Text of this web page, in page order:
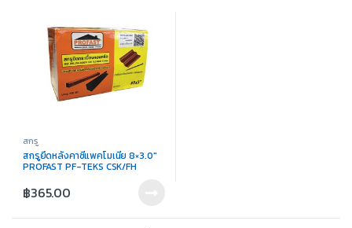
สกรู
สกรูยึดหลังคาซีแพคโมเนีย 8×3.0″
PROFAST PF-TEKS CSK/FH
฿365.00